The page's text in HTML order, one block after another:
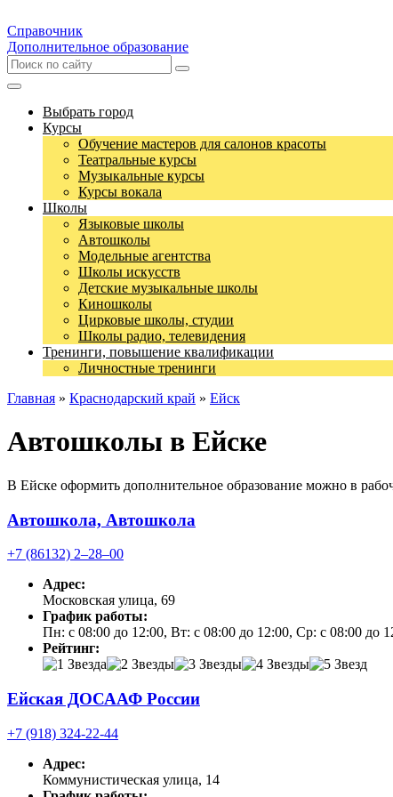
Справочник
Дополнительное образование
Выбрать город
Курсы
Обучение мастеров для салонов красоты
Театральные курсы
Музыкальные курсы
Курсы вокала
Школы
Языковые школы
Автошколы
Модельные агентства
Школы искусств
Детские музыкальные школы
Киношколы
Цирковые школы, студии
Школы радио, телевидения
Тренинги, повышение квалификации
Личностные тренинги
Главная » Краснодарский край » Ейск
Автошколы в Ейске
В Ейске оформить дополнительное образование можно в
Автошкола, Автошкола
+7 (86132) 2‒28‒00
Адрес:
Московская улица, 69
График работы:
Пн: с 08:00 до 12:00, Вт: с 08:00 до 12:00, Ср: с 08:00 до
Рейтинг:
Ейская ДОСААФ России
+7 (918) 324-22-44
Адрес:
Коммунистическая улица, 14